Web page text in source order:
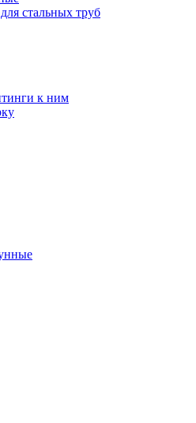
стальных труб
к ним